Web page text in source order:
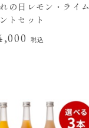
の日レモン・ライム
トセット
税込